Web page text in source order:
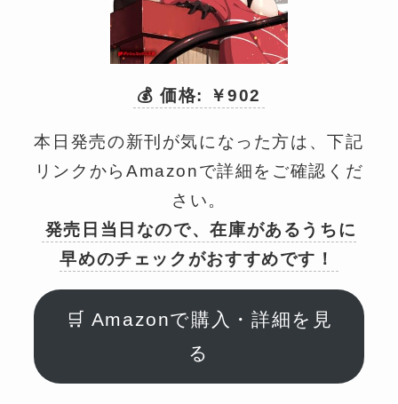
💰 価格: ￥902
本日発売の新刊が気になった方は、下記
リンクからAmazonで詳細をご確認くだ
さい。
発売日当日なので、在庫があるうちに
早めのチェックがおすすめです！
🛒 Amazonで購入・詳細を見
る